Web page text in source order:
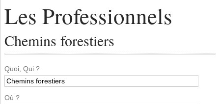
Les Professionnels
Chemins forestiers
Quoi, Qui ?
Où ?